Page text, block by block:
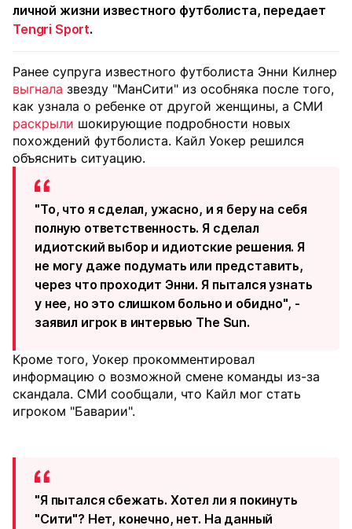
личной жизни известного футболиста, передает
Tengri Sport.
Ранее супруга известного футболиста Энни Килнер
выгнала звезду "МанСити" из особняка после того,
как узнала о ребенке от другой женщины, а СМИ
раскрыли шокирующие подробности новых
похождений футболиста. Кайл Уокер решился
объяснить ситуацию.
"То, что я сделал, ужасно, и я беру на себя
полную ответственность. Я сделал
идиотский выбор и идиотские решения. Я
не могу даже подумать или представить,
через что проходит Энни. Я пытался узнать
у нее, но это слишком больно и обидно", -
заявил игрок в интервью The Sun.
Кроме того, Уокер прокомментировал
информацию о возможной смене команды из-за
скандала. СМИ сообщали, что Кайл мог стать
игроком "Баварии".
"Я пытался сбежать. Хотел ли я покинуть
"Сити"? Нет, конечно, нет. На данный